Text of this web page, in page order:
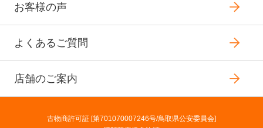
お客様の声
よくあるご質問
店舗のご案内
古物商許可証 [第701070007246号/鳥取県公安委員会]